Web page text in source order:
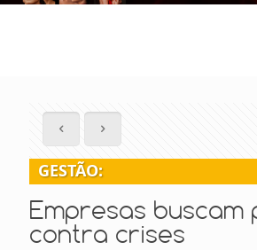
GESTÃO:
Empresas buscam
contra crises